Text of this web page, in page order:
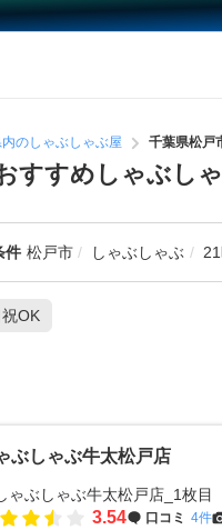
のしゃぶしゃぶ屋 千葉県松戸
すすめしゃぶし
件 松戸市 しゃぶしゃぶ
祝OK
ぶしゃぶ牛太松戸店
3.54 口コミ 4件